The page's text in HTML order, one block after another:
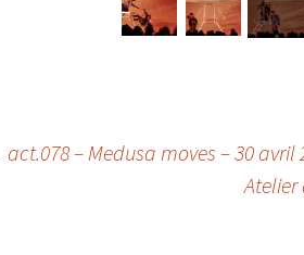
act.078 – Medusa moves – 30 avril
Atelier